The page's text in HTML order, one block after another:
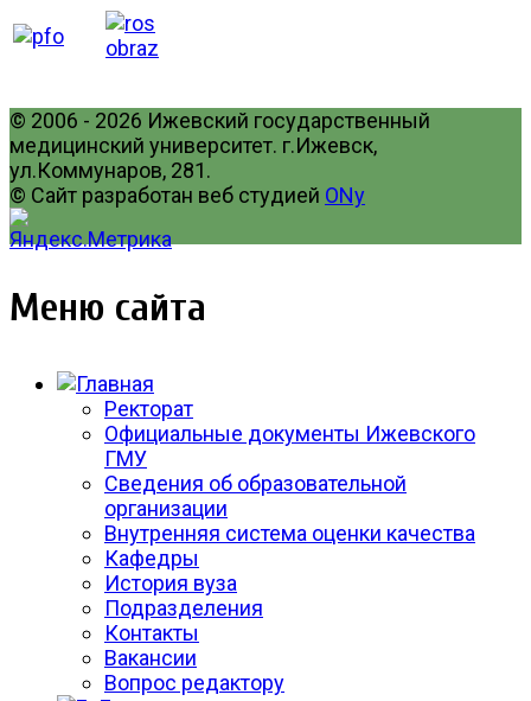
© 2006 - 2026 Ижевский государственный
медицинский университет. г.Ижевск,
ул.Коммунаров, 281.
© Сайт разработан веб студией ONy
Меню сайта
Ректорат
Официальные документы Ижевского
ГМУ
Сведения об образовательной
организации
Внутренняя система оценки качества
Кафедры
История вуза
Подразделения
Контакты
Вакансии
Вопрос редактору